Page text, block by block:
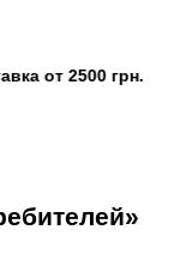
от 2500 грн.